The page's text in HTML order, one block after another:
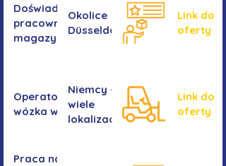
Doświadczony
pracownik/pracownica
magazynu
Okolice
Düsseldorf
Link do
oferty
Operator/operatorka
wózka widłowego
Niemcy -
wiele
lokalizacji
Link do
oferty
Praca na